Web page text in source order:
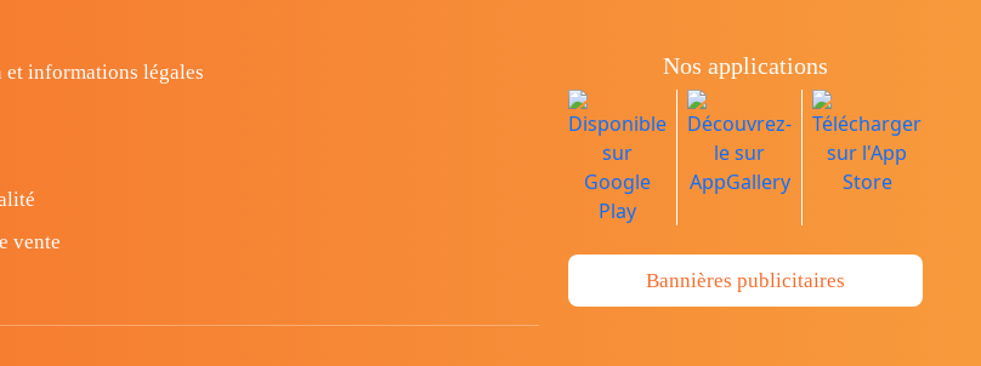
informations légales
vente
Nos applications
Bannières publicitaires